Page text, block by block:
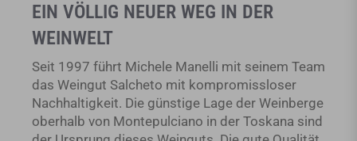
EIN VÖLLIG NEUER WEG IN DER
WEINWELT
Seit 1997 führt Michele Manelli mit seinem Team
das Weingut Salcheto mit kompromissloser
Nachhaltigkeit. Die günstige Lage der Weinberge
oberhalb von Montepulciano in der Toskana sind